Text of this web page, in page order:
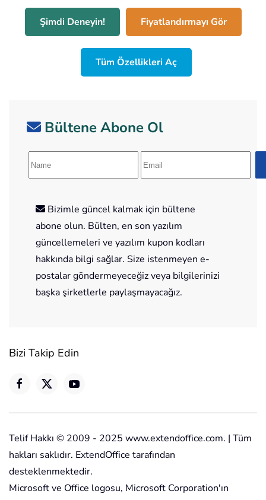
Şimdi Deneyin! Fiyatlandırmayı Gör
Tüm Özellikleri Aç
Bültene Abone Ol
Bizimle güncel kalmak için bültene
abone olun. Bülten, en son yazılım
güncellemeleri ve yazılım kupon kodları
hakkında bilgi sağlar. Size istenmeyen e-
postalar göndermeyeceğiz veya bilgilerinizi
başka şirketlerle paylaşmayacağız.
Bizi Takip Edin
Telif Hakkı © 2009 - 2025 www.extendoffice.com. | Tüm
hakları saklıdır. ExtendOffice tarafından
desteklenmektedir.
Microsoft ve Office logosu, Microsoft Corporation'ın